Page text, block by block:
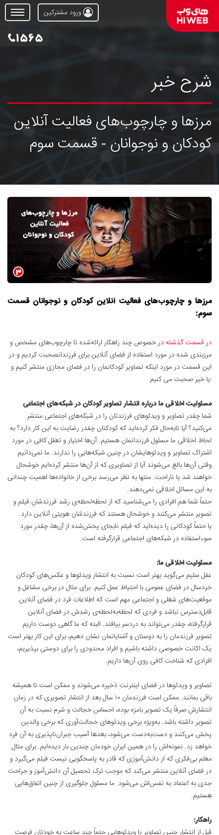
Open
Menu
ورود مشترکین
شرح خبر
مرزها و چارچوب‌های فعالیت آنلاین
کودکان و نوجوانان - قسمت سوم
مرزها و چارچوب‌های فعالیت آنلاین کودکان و نوجوانان قسمت
سوم:
در قسمت گذشته در خصوص چند راهکار ارائه‌شده تا چارچوب‌های مشخص و
مرزبندی شده در مورد استفاده از فضای آنلاین برای فرزندانصحبت کردیم و در
این قسمت در مورد اینکه تصاویر کودکانمان را در فضای مجازی منتشر کنیم و
یا خیر صحبت می کنیم:
مسئولیت اخلاقی ما درباره انتشار تصاویر کودکان در شبکه‌های اجتماعی
شما چقدر تصاویر و ویدئوهای فرزندتان را در شبکه‌های اجتماعی منتشر
می‌کنید؟ آیا تابه‌حال فکر کرده‌اید که کودکتان چقدر رضایت به این کار دارد؟ به
لحاظ اخلاقی ما مسئول فرزندانمان هستیم. آن‌ها اختیار و تعقل کافی در مورد
اشتراک تصاویر و ویدئوهایشان در چنین شبکه‌هایی را ندارند. ما نمی‌دانیم
وقتی آن‌ها بالغ می‌شوند آیا از تصاویری که از آن‌ها منتشر کرده‌ایم خوشحال
خواهند شد یا ناراحت. منتها به نظر می‌رسد برخی از خانواده‌ها اهمیت چندانی
به این مسائل اخلاقی نمی‌دهند.
حتماً شما هم افرادی را می‌شناسید که از لحظه‌لحظه‌ی رشد فرزندشان فیلم و
تصویر منتشر می‌کنند و خوشحال هستند که فرزندشان هویتی آنلاین دارد.
یا حتماً کودکانی را دیده‌اید که فیلم نابجای پخش‌شده از آن‌ها، چقدر مورد
سوءاستفاده در شبکه‌های اجتماعی قرارگرفته است.
مسئولیت اخلاقی ما:
عقل سلیم می‌گوید بهتر است نسبت به انتشار ویدئوها و عکس‌های کودکان
خردسال در فضای عمومی با احتیاط عمل کنیم. برای مثال در برخی مشاغل و
موقعیت‌های شغلی و اجتماعی مهم است که اطلاعات فرد در فضای آنلاین
قابل‌دسترس نباشد و فردی که لحظه‌به‌لحظه‌ی رشدش در فضای آنلاین
قرارگرفته، چقدر می‌تواند به دردسر بیافتد. البته که ما گاهی دوست داریم
تصویر فرزندمان را به دوستان و آشنایانمان نشان دهیم، برای این کار بهتر است
یک اکانت خصوصی داشته باشیم و افراد محدودی را برای دوستی بپذیریم،
افرادی که شناخت کافی روی آن‌ها داریم.
تصاویر و ویدئوها در فضای اینترنت ذخیره می‌شوند و ممکن است تا همیشه
باقی بمانند. ممکن است فرزندمان ۱۰ سال بعد از انتشار تصویری که در زمان
انتشارش صرفاً یک تصویر بامزه بوده، احساس خجالت و شرم نسبت به آن
تصویر داشته باشد. به‌ویژه برخی ویدئوهای خجالت‌آوری که برخی والدین
پخش می‌کنند و دست‌به‌دست می‌شود، بعدها آسیب جبران‌ناپذیری به آن فرد
خواهد زد. نمونه‌اش را در همین ایران خودمان چندین بار دیده‌ایم. برای مثال
معلم بی‌فکری که از دانش‌آموزی که قادر به پاسخگویی نیست فیلم می‌گیرد و
در فضای آنلاین منتشر می‌کند که موجب ترک تحصیل آن دانش‌آموز و جراحت
جدی به اعتماد به نفس‌اش می‌شود. ما مسئول جلوگیری از چنین اتفاق‌هایی
هستیم.
راهکار:
قبل از انتشار چنین تصاویر یا ویدئوهایی حتماً چند ساعت به خودتان فرصت